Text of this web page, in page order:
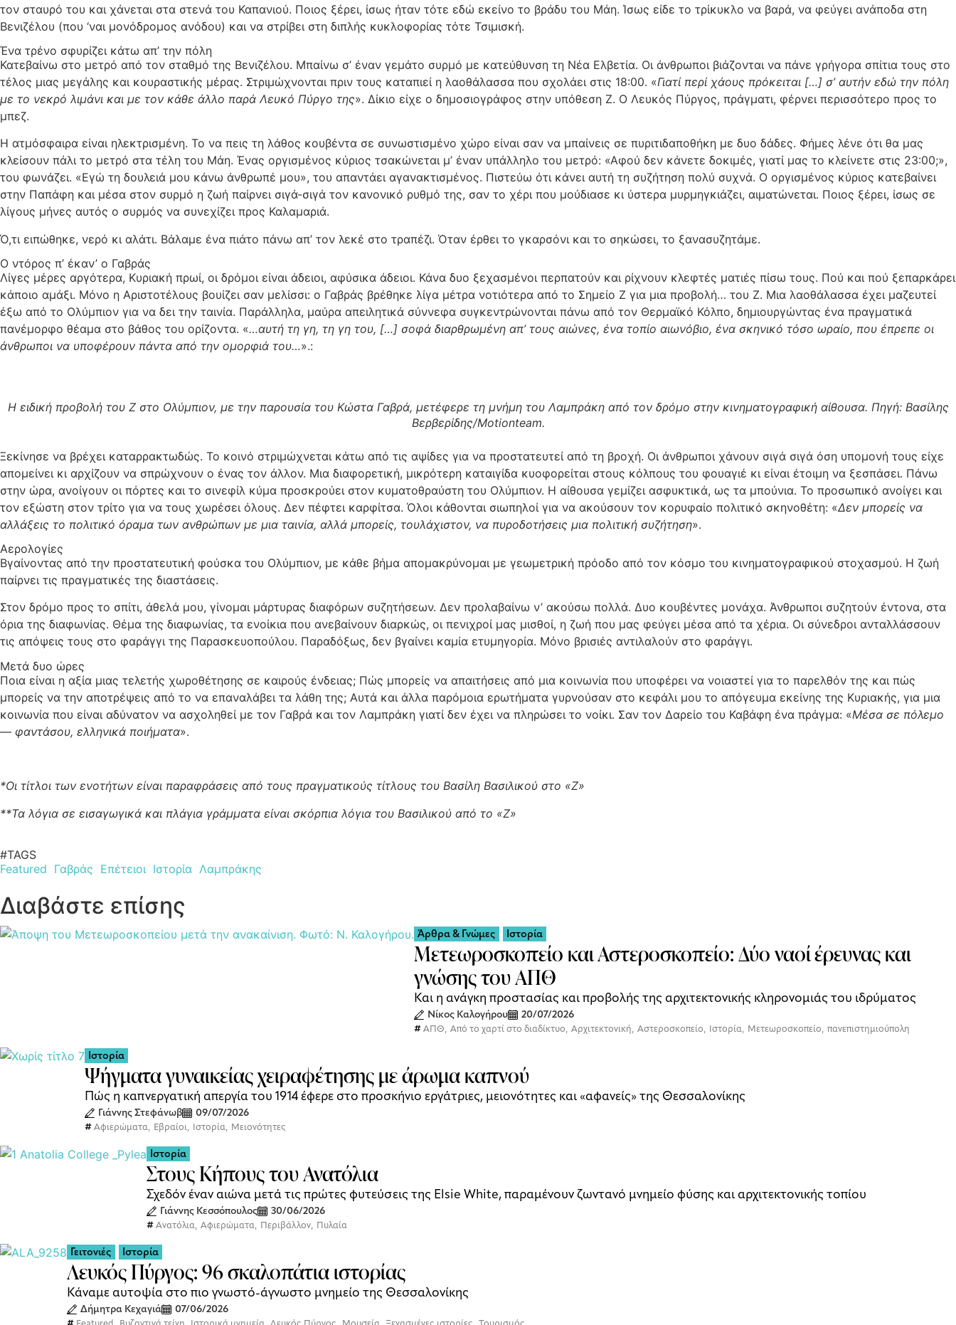
τον σταυρό του και χάνεται στα στενά του Καπανιού. Ποιος ξέρει, ίσως ήταν τότε εδώ εκείνο το βράδυ του Μάη. Ίσως είδε το τρίκυκλο να βαρά, να φεύγει ανάποδα στη
Βενιζέλου (που ‘ναι μονόδρομος ανόδου) και να στρίβει στη διπλής κυκλοφορίας τότε Τσιμισκή.
Ένα τρένο σφυρίζει κάτω απ’ την πόλη
Κατεβαίνω στο μετρό από τον σταθμό της Βενιζέλου. Μπαίνω σ’ έναν γεμάτο συρμό με κατεύθυνση τη Νέα Ελβετία. Οι άνθρωποι βιάζονται να πάνε γρήγορα σπίτια τους στο
τέλος μιας μεγάλης και κουραστικής μέρας. Στριμώχνονται πριν τους καταπιεί η λαοθάλασσα που σχολάει στις 18:00. «Γιατί περί χάους πρόκειται […] σ’ αυτήν εδώ την πόλη
με το νεκρό λιμάνι και με τον κάθε άλλο παρά Λευκό Πύργο της». Δίκιο είχε ο δημοσιογράφος στην υπόθεση Ζ. Ο Λευκός Πύργος, πράγματι, φέρνει περισσότερο προς το
μπεζ.
Η ατμόσφαιρα είναι ηλεκτρισμένη. Το να πεις τη λάθος κουβέντα σε συνωστισμένο χώρο είναι σαν να μπαίνεις σε πυριτιδαποθήκη με δυο δάδες. Φήμες λένε ότι θα μας
κλείσουν πάλι το μετρό στα τέλη του Μάη. Ένας οργισμένος κύριος τσακώνεται μ’ έναν υπάλληλο του μετρό: «Αφού δεν κάνετε δοκιμές, γιατί μας το κλείνετε στις 23:00;»,
του φωνάζει. «Εγώ τη δουλειά μου κάνω άνθρωπέ μου», του απαντάει αγανακτισμένος. Πιστεύω ότι κάνει αυτή τη συζήτηση πολύ συχνά. Ο οργισμένος κύριος κατεβαίνει
στην Παπάφη και μέσα στον συρμό η ζωή παίρνει σιγά-σιγά τον κανονικό ρυθμό της, σαν το χέρι που μούδιασε κι ύστερα μυρμηγκιάζει, αιματώνεται. Ποιος ξέρει, ίσως σε
λίγους μήνες αυτός ο συρμός να συνεχίζει προς Καλαμαριά.
Ό,τι ειπώθηκε, νερό κι αλάτι. Βάλαμε ένα πιάτο πάνω απ’ τον λεκέ στο τραπέζι. Όταν έρθει το γκαρσόνι και το σηκώσει, το ξανασυζητάμε.
Ο ντόρος π’ έκαν’ ο Γαβράς
Λίγες μέρες αργότερα, Κυριακή πρωί, οι δρόμοι είναι άδειοι, αφύσικα άδειοι. Κάνα δυο ξεχασμένοι περπατούν και ρίχνουν κλεφτές ματιές πίσω τους. Πού και πού ξεπαρκάρει
κάποιο αμάξι. Μόνο η Αριστοτέλους βουίζει σαν μελίσσι: ο Γαβράς βρέθηκε λίγα μέτρα νοτιότερα από το Σημείο Ζ για μια προβολή… του Ζ. Μια λαοθάλασσα έχει μαζευτεί
έξω από το Ολύμπιον για να δει την ταινία. Παράλληλα, μαύρα απειλητικά σύννεφα συγκεντρώνονται πάνω από τον Θερμαϊκό Κόλπο, δημιουργώντας ένα πραγματικά
πανέμορφο θέαμα στο βάθος του ορίζοντα. «…αυτή τη γη, τη γη του, […] σοφά διαρθρωμένη απ’ τους αιώνες, ένα τοπίο αιωνόβιο, ένα σκηνικό τόσο ωραίο, που έπρεπε οι
άνθρωποι να υποφέρουν πάντα από την ομορφιά του…».:
Η ειδική προβολή του Ζ στο Ολύμπιον, με την παρουσία του Κώστα Γαβρά, μετέφερε τη μνήμη του Λαμπράκη από τον δρόμο στην κινηματογραφική αίθουσα. Πηγή: Βασίλης
Βερβερίδης/Motionteam.
Ξεκίνησε να βρέχει καταρρακτωδώς. Το κοινό στριμώχνεται κάτω από τις αψίδες για να προστατευτεί από τη βροχή. Οι άνθρωποι χάνουν σιγά σιγά όση υπομονή τους είχε
απομείνει κι αρχίζουν να σπρώχνουν ο ένας τον άλλον. Μια διαφορετική, μικρότερη καταιγίδα κυοφορείται στους κόλπους του φουαγιέ κι είναι έτοιμη να ξεσπάσει. Πάνω
στην ώρα, ανοίγουν οι πόρτες και το σινεφίλ κύμα προσκρούει στον κυματοθραύστη του Ολύμπιον. Η αίθουσα γεμίζει ασφυκτικά, ως τα μπούνια. Το προσωπικό ανοίγει και
τον εξώστη στον τρίτο για να τους χωρέσει όλους. Δεν πέφτει καρφίτσα. Όλοι κάθονται σιωπηλοί για να ακούσουν τον κορυφαίο πολιτικό σκηνοθέτη: «Δεν μπορείς να
αλλάξεις το πολιτικό όραμα των ανθρώπων με μια ταινία, αλλά μπορείς, τουλάχιστον, να πυροδοτήσεις μια πολιτική συζήτηση».
Αερολογίες
Βγαίνοντας από την προστατευτική φούσκα του Ολύμπιον, με κάθε βήμα απομακρύνομαι με γεωμετρική πρόοδο από τον κόσμο του κινηματογραφικού στοχασμού. Η ζωή
παίρνει τις πραγματικές της διαστάσεις.
Στον δρόμο προς το σπίτι, άθελά μου, γίνομαι μάρτυρας διαφόρων συζητήσεων. Δεν προλαβαίνω ν’ ακούσω πολλά. Δυο κουβέντες μονάχα. Άνθρωποι συζητούν έντονα, στα
όρια της διαφωνίας. Θέμα της διαφωνίας, τα ενοίκια που ανεβαίνουν διαρκώς, οι πενιχροί μας μισθοί, η ζωή που μας φεύγει μέσα από τα χέρια. Οι σύνεδροι ανταλλάσσουν
τις απόψεις τους στο φαράγγι της Παρασκευοπούλου. Παραδόξως, δεν βγαίνει καμία ετυμηγορία. Μόνο βρισιές αντιλαλούν στο φαράγγι.
Μετά δυο ώρες
Ποια είναι η αξία μιας τελετής χωροθέτησης σε καιρούς ένδειας; Πώς μπορείς να απαιτήσεις από μια κοινωνία που υποφέρει να νοιαστεί για το παρελθόν της και πώς
μπορείς να την αποτρέψεις από το να επαναλάβει τα λάθη της; Αυτά και άλλα παρόμοια ερωτήματα γυρνούσαν στο κεφάλι μου το απόγευμα εκείνης της Κυριακής, για μια
κοινωνία που είναι αδύνατον να ασχοληθεί με τον Γαβρά και τον Λαμπράκη γιατί δεν έχει να πληρώσει το νοίκι. Σαν τον Δαρείο του Καβάφη ένα πράγμα: «Μέσα σε πόλεμο
— φαντάσου, ελληνικά ποιήματα».
*Οι τίτλοι των ενοτήτων είναι παραφράσεις από τους πραγματικούς τίτλους του Βασίλη Βασιλικού στο «Ζ»
**Τα λόγια σε εισαγωγικά και πλάγια γράμματα είναι σκόρπια λόγια του Βασιλικού από το «Ζ»
#TAGS
Featured Γαβράς Επέτειοι Ιστορία Λαμπράκης
Διαβάστε επίσης
Άρθρα & Γνώμες Ιστορία
Μετεωροσκοπείο και Αστεροσκοπείο: Δύο ναοί έρευνας και
γνώσης του ΑΠΘ
Και η ανάγκη προστασίας και προβολής της αρχιτεκτονικής κληρονομιάς του ιδρύματος
Νίκος Καλογήρου 20/07/2026
ΑΠΘ, Από το χαρτί στο διαδίκτυο, Αρχιτεκτονική, Αστεροσκοπείο, Ιστορία, Μετεωροσκοπείο, πανεπιστημιούπολη
Ιστορία
Ψήγματα γυναικείας χειραφέτησης με άρωμα καπνού
Πώς η καπνεργατική απεργία του 1914 έφερε στο προσκήνιο εργάτριες, μειονότητες και «αφανείς» της Θεσσαλονίκης
Γιάννης Στεφάνωβ 09/07/2026
Αφιερώματα, Εβραίοι, Ιστορία, Μειονότητες
Ιστορία
Στους Κήπους του Ανατόλια
Σχεδόν έναν αιώνα μετά τις πρώτες φυτεύσεις της Elsie White, παραμένουν ζωντανό μνημείο φύσης και αρχιτεκτονικής τοπίου
Γιάννης Κεσσόπουλος 30/06/2026
Ανατόλια, Αφιερώματα, Περιβάλλον, Πυλαία
Γειτονιές Ιστορία
Λευκός Πύργος: 96 σκαλοπάτια ιστορίας
Κάναμε αυτοψία στο πιο γνωστό-άγνωστο μνημείο της Θεσσαλονίκης
Δήμητρα Κεχαγιά 07/06/2026